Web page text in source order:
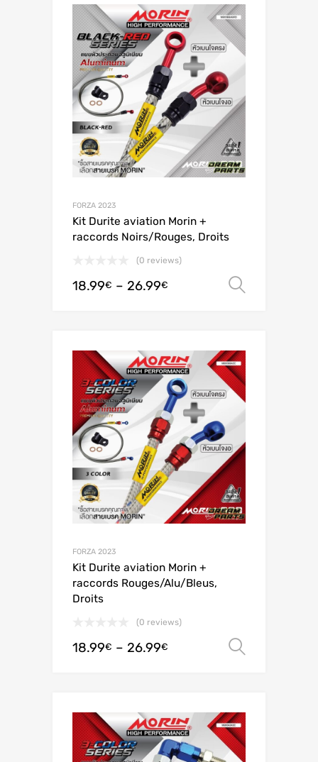
FORZA 2023
Kit Durite aviation Morin +
raccords Noirs/Rouges, Droits
(0 reviews)
18.99€ – 26.99€
FORZA 2023
Kit Durite aviation Morin +
raccords Rouges/Alu/Bleus,
Droits
(0 reviews)
18.99€ – 26.99€